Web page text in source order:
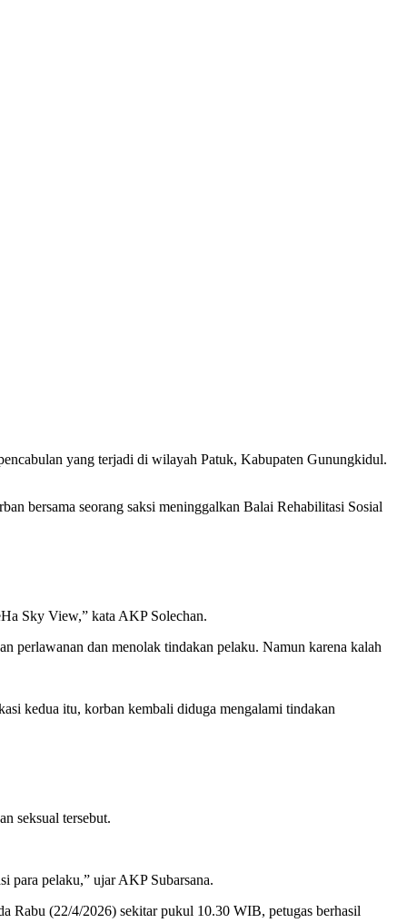
yang terjadi di wilayah Patuk, Kabupaten Gunungkidul.
bersama seorang saksi meninggalkan Balai Rehabilitasi Sosial
Sky View,” kata AKP Solechan.
perlawanan dan menolak tindakan pelaku. Namun karena kalah
kedua itu, korban kembali diduga mengalami tindakan
seksual tersebut.
para pelaku,” ujar AKP Subarsana.
Rabu (22/4/2026) sekitar pukul 10.30 WIB, petugas berhasil